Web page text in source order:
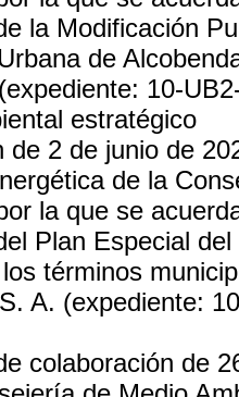
la Modificación
de
10-
estratégico
de 2 de junio de
de la
la que se
Plan Especial
términos
A. (expediente:
colaboración de